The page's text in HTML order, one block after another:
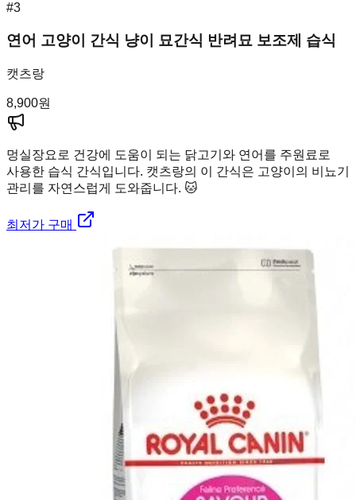
#3
연어 고양이 간식 냥이 묘간식 반려묘 보조제 습식
캣츠랑
8,900원
멍실장요로 건강에 도움이 되는 닭고기와 연어를 주원료로
사용한 습식 간식입니다. 캣츠랑의 이 간식은 고양이의 비뇨기
관리를 자연스럽게 도와줍니다. 🐱
최저가 구매